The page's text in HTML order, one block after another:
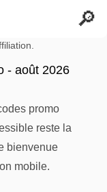
- août 2026
promo
reste la
bienvenue
mobile.